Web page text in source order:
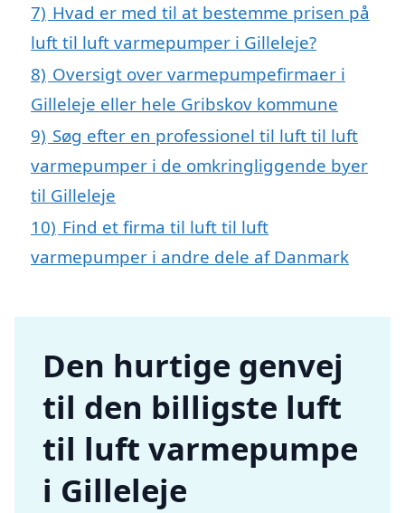
7) Hvad er med til at bestemme prisen på
luft til luft varmepumper i Gilleleje?
8) Oversigt over varmepumpefirmaer i
Gilleleje eller hele Gribskov kommune
9) Søg efter en professionel til luft til luft
varmepumper i de omkringliggende byer
til Gilleleje
10) Find et firma til luft til luft
varmepumper i andre dele af Danmark
Den hurtige genvej
til den billigste luft
til luft varmepumpe
i Gilleleje